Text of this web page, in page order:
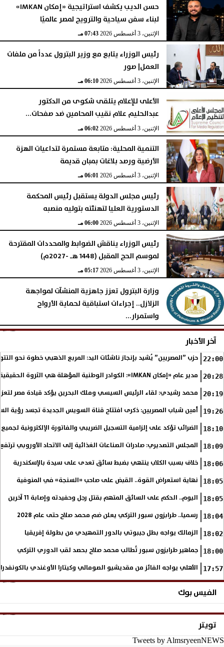
حسن الديب يكشف استراتيجية «إمكان IMKAN»
لبناء سفن سياحية والترويج لمصر عالميًا
الإثنين، 3 أغسطس 2026 07:43 مـ
رئيس الوزراء يتابع مع وزير البترول عدداً من ملفات
العمل| صور
الإثنين، 3 أغسطس 2026 06:10 مـ
الأعلى للإعلام يتلقى شكوى من الدكتور
عبدالحليم علام نقيب المحامين ضد صفحات...
الإثنين، 3 أغسطس 2026 06:02 مـ
التنمية المحلية: متابعة مستمرة لتداعيات الهزة
الأرضية ورصد بلاغات بمبان قديمة
الإثنين، 3 أغسطس 2026 06:01 مـ
رئيس مجلس الدولة يستقبل رئيس المحكمة
الدستورية العليا لتهنئته بتوليه منصبه
الإثنين، 3 أغسطس 2026 06:00 مـ
رئيس الوزراء يناقش الضوابط والمحددات المقترحة
لموسم الحج المقبل (1448 هـ -2027م)
الإثنين، 3 أغسطس 2026 05:17 مـ
وزارة البترول تعزز جاهزية المنشآت لمواجهة
الزلازل.. إجراءات استباقية لحماية الأرواح
واستمرار...
الإثنين، 3 أغسطس 2026 05:16 مـ
آخر الأخبار
22:00 حزب ”المصريين” يُشيد بإنجاز ناشئات اليد: المربع الذهبي خطوة نحو
20:28 مدير عام «إمكان IMKAN»: الكوادر الوطنية المؤهلة هي الثروة الحقيقية لمستقبل التنمية في مصر
20:19 محمد رشيدي: لقاء الرئيس السيسي وملك البحرين يؤكد قيادة مصر
19:26 أمين شباب المصريين: ذكرى افتتاح قناة السويس الجديدة تجسد رؤية
18:10 الضرائب تؤكد على إلزامية التسجيل الضريبي والفاتورة الإلكترونية
18:09 المجلس التصديري: صادرات الصناعات الغذائية إلى الاتحاد الأوروبي ترتفع 15.4% خلال النصف الأول من
18:06 خلاف بسبب الكلاب ينتهي بضبط سائق تعدى على سيدة بالإسكندرية
18:05 نهاية استعراض القوة.. القبض على صاحب «السنجة» في المنوفية
18:05 اليوم.. الحكم على السائق المتهم بقتل رجل وحفيدته وإصابة 11 آخرين
18:04 رسميا.. طرابزون سبور التركي يعلن ضم محمد صلاح حتى عام 2028
18:02 الزمالك يواجه بطل جيبوتي بالدور التمهيدي من بطولة إفريقيا
18:00 جماهير طرابزون سبور تُطالب محمد صلاح بحصد لقب الدوري التركي
17:57 الأهلي يواجه الفائز من مقديشيو الصومالي وكيتارا الأوغندي
الفيس بوك
تويتر
Tweets by AlmsryeenNEWS